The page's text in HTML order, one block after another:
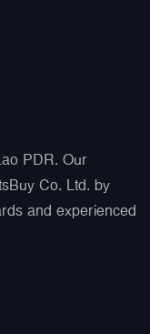
PDR. Our
Co. Ltd. by
and experienced